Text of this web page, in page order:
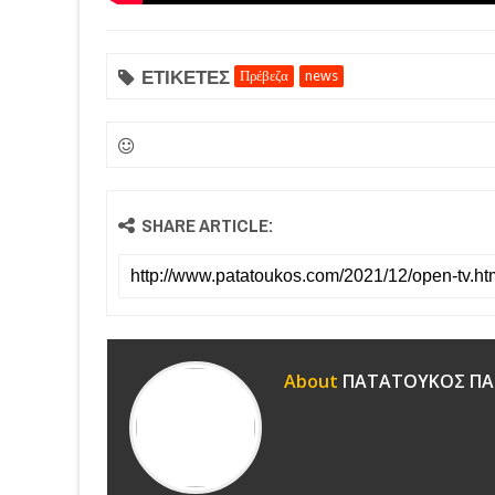
ΕΤΙΚΕΤΕΣ Πρέβεζα news
SHARE ARTICLE:
About ΠΑΤΑΤΟΥΚΟΣ